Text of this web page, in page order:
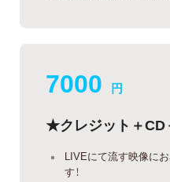
7000 円
★クレジット＋
LIVEにて流す映像に
す！